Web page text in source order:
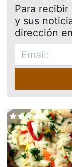
Para recibir
y sus
dirección